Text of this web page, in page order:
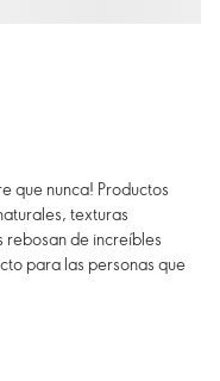
que nunca! Productos
texturas
rebosan de increíbles
para las personas que